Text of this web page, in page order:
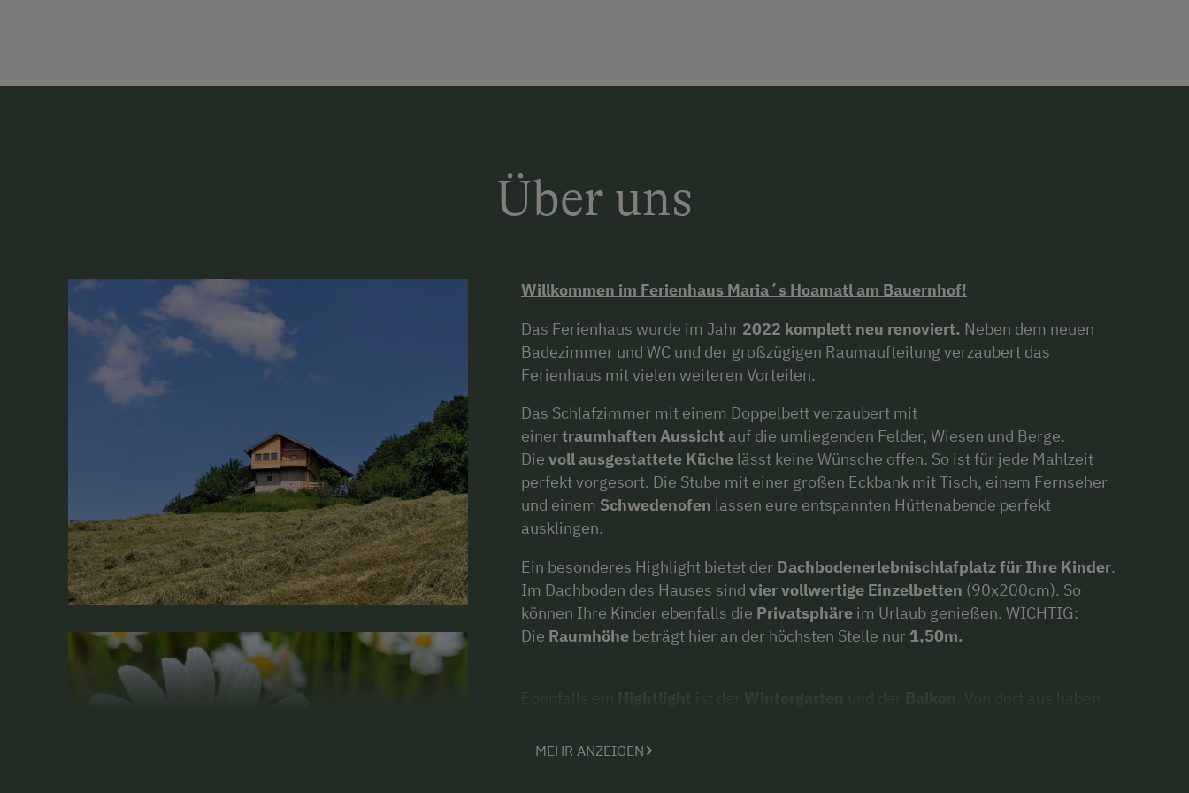
Über uns
Willkommen im Ferienhaus Maria´s Hoamatl am Bauernhof!
Das Ferienhaus wurde im Jahr 2022 komplett neu renoviert. Neben dem neuen
Badezimmer und WC und der großzügigen Raumaufteilung verzaubert das
Ferienhaus mit vielen weiteren Vorteilen.
Das Schlafzimmer mit einem Doppelbett verzaubert mit
einertraumhaften Aussicht auf die umliegenden Felder, Wiesen und Berge.
Die voll ausgestattete Küche lässt keine Wünsche offen. So ist für jede Mahlzeit
perfekt vorgesort. Die Stube mit einer großen Eckbank mit Tisch, einem Fernseher
und einem Schwedenofen lassen eure entspannten Hüttenabende perfekt
ausklingen.
Ein besonderes Highlight bietet der Dachbodenerlebnischlafplatz für Ihre Kinder.
Im Dachboden des Hauses sind vier vollwertige Einzelbetten (90x200cm). So
können Ihre Kinder ebenfalls die Privatsphäre im Urlaub genießen. WICHTIG:
Die Raumhöhe beträgt hier an der höchsten Stelle nur 1,50m.
Ebenfalls ein Hightlight Wintergarten Balkon
. Von dort aus haben
Umliegenden Berge (wie der Patscherkofel, die Silberstadt Schwaz, das Kloster
MEHR ANZEIGEN